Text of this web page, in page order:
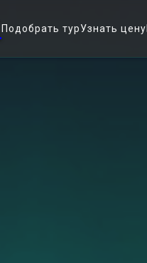
Подобрать турУзнать цену